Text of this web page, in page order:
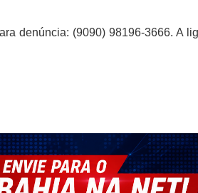
denúncia: (9090) 98196-3666. A